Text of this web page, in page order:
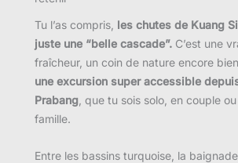
Tu l’as compris, les chutes de Kuang
juste une “belle cascade”. C’est une
fraîcheur, un coin de nature encore
une excursion super accessible
Prabang , que tu sois solo, en couple
famille.
Entre les bassins turquoise, la